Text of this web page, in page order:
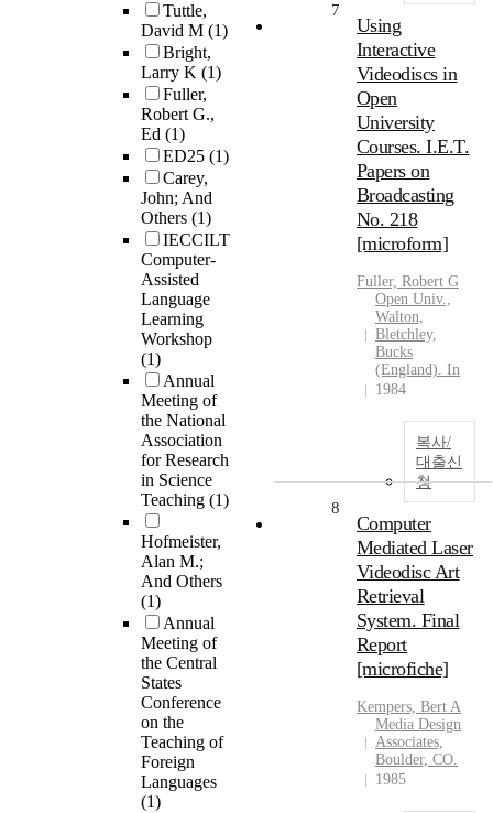
Tuttle,
David M (1)
Bright,
Larry K (1)
Fuller,
Robert G.,
Ed (1)
ED25 (1)
Carey,
John; And
Others (1)
IECCILT
Computer-
Assisted
Language
Learning
Workshop
(1)
Annual
Meeting of
the National
Association
for Research
in Science
Teaching (1)
Hofmeister,
Alan M.;
And Others
(1)
Annual
Meeting of
the Central
States
Conference
on the
Teaching of
Foreign
Languages
(1)
7
Using
Interactive
Videodiscs in
Open
University
Courses. I.E.T.
Papers on
Broadcasting
No. 218
[microform]
Fuller, Robert G
Open Univ.,
Walton,
Bletchley,
Bucks
(England). In
1984
복사/
대출신
청
8
Computer
Mediated Laser
Videodisc Art
Retrieval
System. Final
Report
[microfiche]
Kempers, Bert A
Media Design
Associates,
Boulder, CO.
1985